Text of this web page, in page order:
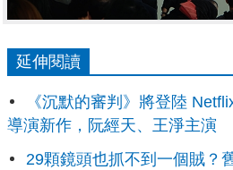
延伸閱讀
《沉默的審判》將登陸
導演新作，阮經天、王淨主演
29顆鏡頭也抓不到一個賊？